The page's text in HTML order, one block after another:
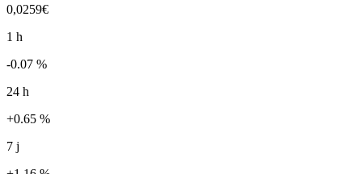
0,0259€
1 h
-0.07 %
24 h
+0.65 %
7 j